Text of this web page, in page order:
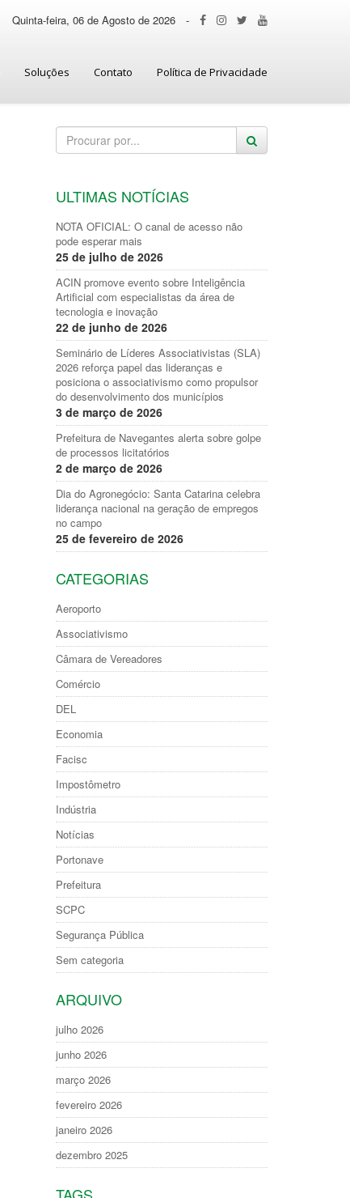
Quinta-feira, 06 de Agosto de 2026 -
Soluções Contato Política de Privacidade
ULTIMAS NOTÍCIAS
NOTA OFICIAL: O canal de acesso não
pode esperar mais
25 de julho de 2026
ACIN promove evento sobre Inteligência
Artificial com especialistas da área de
tecnologia e inovação
22 de junho de 2026
Seminário de Líderes Associativistas (SLA)
2026 reforça papel das lideranças e
posiciona o associativismo como propulsor
do desenvolvimento dos municípios
3 de março de 2026
Prefeitura de Navegantes alerta sobre golpe
de processos licitatórios
2 de março de 2026
Dia do Agronegócio: Santa Catarina celebra
liderança nacional na geração de empregos
no campo
25 de fevereiro de 2026
CATEGORIAS
Aeroporto
Associativismo
Câmara de Vereadores
Comércio
DEL
Economia
Facisc
Impostômetro
Indústria
Notícias
Portonave
Prefeitura
SCPC
Segurança Pública
Sem categoria
ARQUIVO
julho 2026
junho 2026
março 2026
fevereiro 2026
janeiro 2026
dezembro 2025